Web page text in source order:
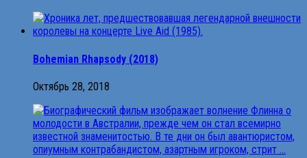
Bohemian Rhapsody (2018)
Октябрь 28, 2018